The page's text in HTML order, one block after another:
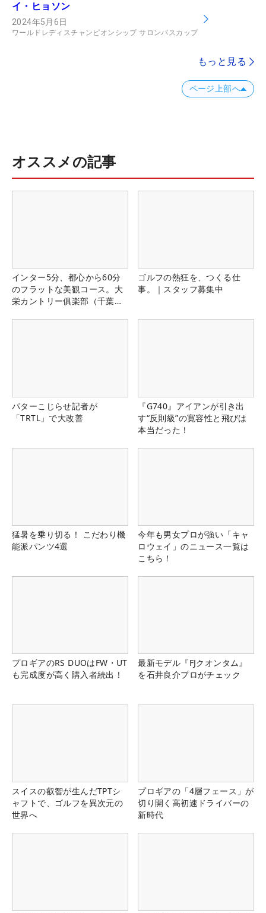
イ・ヒョソン
2024年5月6日
ワールドレディスチャンピオンシップ サロンパスカップ
もっと見る
ページ上部へ
オススメの記事
インター5分、都心から60分
のフラットな美観コース。大
栄カントリー俱楽部（千葉
ゴルフの熱狂を、つくる仕
事。｜スタッフ募集中
パターこじらせ記者が
「TRTL」で大改善
『G740』アイアンが引き出
す“反則級”の寛容性と飛びは
本当だった！
猛暑を乗り切る！ こだわり機
能派パンツ4選
今年も男女プロが強い「キャ
ロウェイ」のニュース一覧は
こちら！
プロギアのRS DUOはFW・UT
も完成度が高く購入者続出！
最新モデル『FJクオンタム』
を石井良介プロがチェック
スイスの叡智が生んだTPTシ
ャフトで、ゴルフを異次元の
世界へ
プロギアの「4層フェース」が
切り開く高初速ドライバーの
新時代